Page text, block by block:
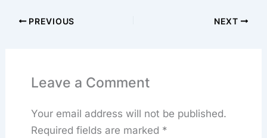
PREVIOUS NEXT
Leave a Comment
Your email address will not be published.
Required fields are marked *